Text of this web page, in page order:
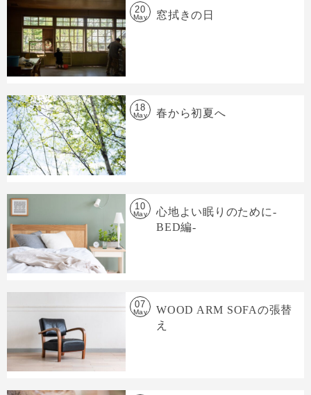
20
May 窓拭きの日
18
May 春から初夏へ
10
May
心地よい眠りのために-
BED編-
07
May
WOOD ARM SOFAの張替
え